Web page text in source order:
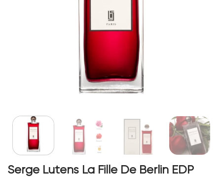
Serge Lutens La Fille De Berlin EDP